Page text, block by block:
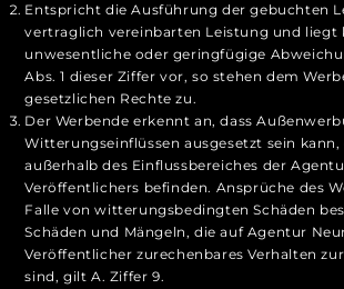
Entspricht die Ausführung der gebuchten
vertraglich vereinbarten Leistung und liegt
unwesentliche oder geringfügige
Abs. 1 dieser Ziffer vor, so stehen dem
gesetzlichen Rechte zu.
Der Werbende erkennt an, dass
Witterungseinflüssen ausgesetzt sein kann,
außerhalb des Einflussbereiches der
Veröffentlichers befinden. Ansprüche des
Falle von witterungsbedingten Schäden
Schäden und Mängeln, die auf Agentur
Veröffentlicher zurechenbares Verhalten
sind, gilt A. Ziffer 9.